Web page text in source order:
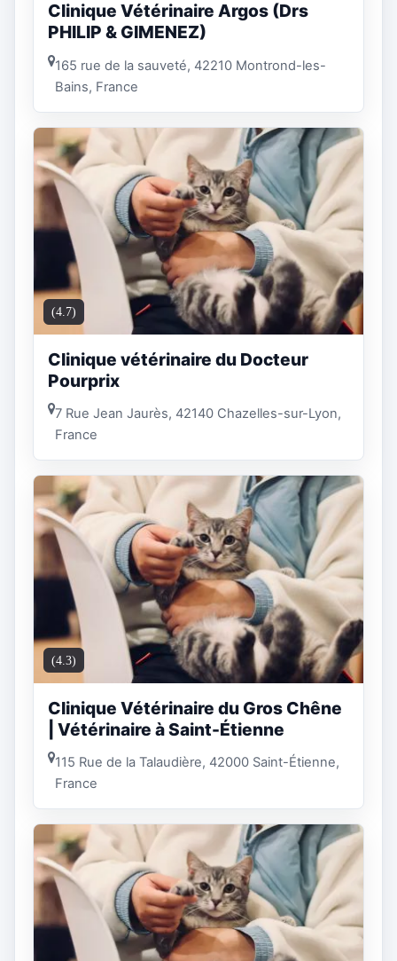
Clinique Vétérinaire Argos (Drs
PHILIP & GIMENEZ)
165 rue de la sauveté, 42210 Montrond-les-
Bains, France
(4.7)
Clinique vétérinaire du Docteur
Pourprix
7 Rue Jean Jaurès, 42140 Chazelles-sur-Lyon,
France
(4.3)
Clinique Vétérinaire du Gros Chêne
| Vétérinaire à Saint-Étienne
115 Rue de la Talaudière, 42000 Saint-Étienne,
France